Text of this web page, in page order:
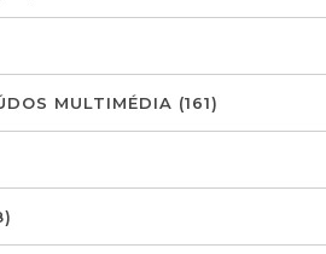
MULTIMÉDIA (161)